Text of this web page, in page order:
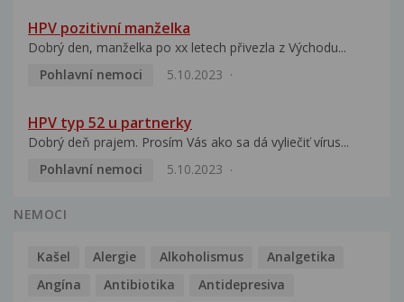
HPV pozitivní manželka
Dobrý den, manželka po xx letech přivezla z Východu...
Pohlavní nemoci
5.10.2023
HPV typ 52 u partnerky
Dobrý deň prajem. Prosím Vás ako sa dá vyliečiť vírus...
Pohlavní nemoci
5.10.2023
NEMOCI
Kašel Alergie Alkoholismus
Analgetika
Angína
Antibiotika
Antidepresiva